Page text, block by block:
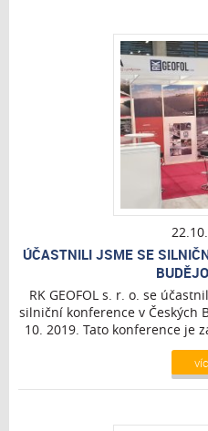
ÚČASTNILI JSME SE
RK GEOFOL s. r. o. se
silniční konference v Českých
10. 2019. Tato konference je
značení a dopravní
jsme možnost představit na
oddálení vzniku trhlin v